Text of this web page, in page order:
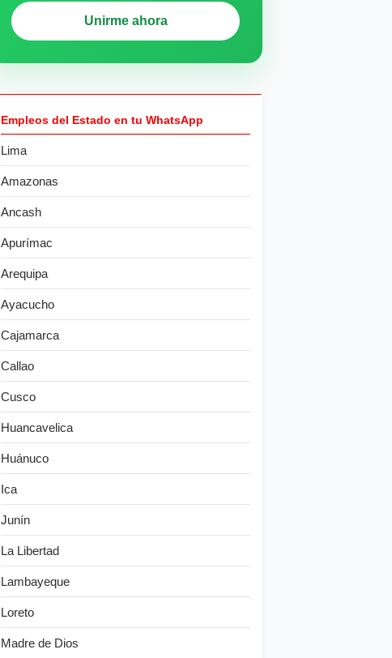
Unirme ahora
Empleos del Estado en tu WhatsApp
Lima
Amazonas
Ancash
Apurímac
Arequipa
Ayacucho
Cajamarca
Callao
Cusco
Huancavelica
Huánuco
Ica
Junín
La Libertad
Lambayeque
Loreto
Madre de Dios